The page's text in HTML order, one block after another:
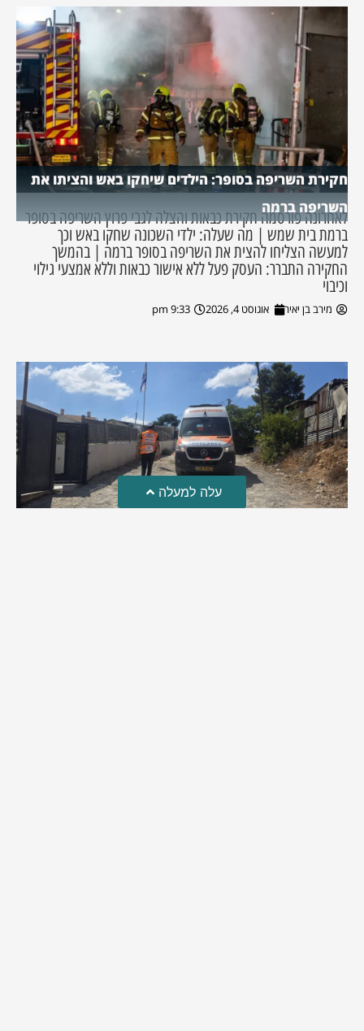
חקירת השריפה בסופר: הילדים שיחקו באש והציתו את
השריפה ברמה
לאחרונה פורסמה חקירת כבאות והצלה לגבי פרוץ השריפה בסופר
ברמת בית שמש | מה שעלה: ילדי השכונה שחקו באש וכך
למעשה הצליחו להצית את השריפה בסופר ברמה | בהמשך
החקירה התברר: העסק פעל ללא אישור כבאות וללא אמצעי גילוי
וכיבוי
מירב בן יאיר אוגוסט 4, 2026 9:33 pm
עלה למעלה